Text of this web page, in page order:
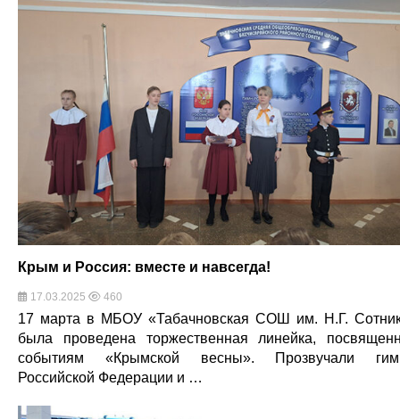
Крым и Россия: вместе и навсегда!
17.03.2025 460
17 марта в МБОУ «Табачновская СОШ им. Н.Г.
была проведена торжественная линейка,
событиям «Крымской весны». Прозвучали
Российской Федерации и …